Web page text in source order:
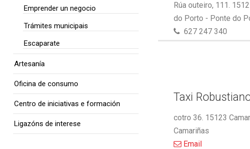
Rúa outeiro, 111.
do Porto - Ponte do
627 247 340
Taxi
cotro 36. 15123
Camariñas
Email
Emprender un negocio
Trámites municipais
Escaparate
Artesanía
Oficina de consumo
Centro de iniciativas e formación
Ligazóns de interese